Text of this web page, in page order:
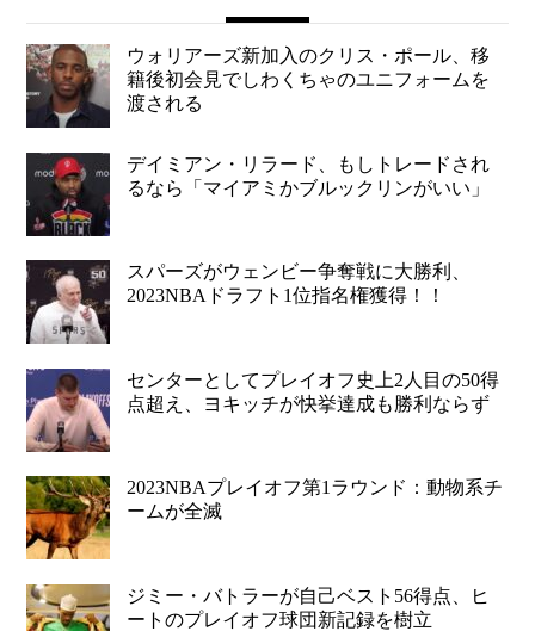
ウォリアーズ新加入のクリス・ポール、移
籍後初会見でしわくちゃのユニフォームを
渡される
デイミアン・リラード、もしトレードされ
るなら「マイアミかブルックリンがいい」
スパーズがウェンビー争奪戦に大勝利、
2023NBAドラフト1位指名権獲得！！
センターとしてプレイオフ史上2人目の50得
点超え、ヨキッチが快挙達成も勝利ならず
2023NBAプレイオフ第1ラウンド：動物系チ
ームが全滅
ジミー・バトラーが自己ベスト56得点、ヒ
ートのプレイオフ球団新記録を樹立